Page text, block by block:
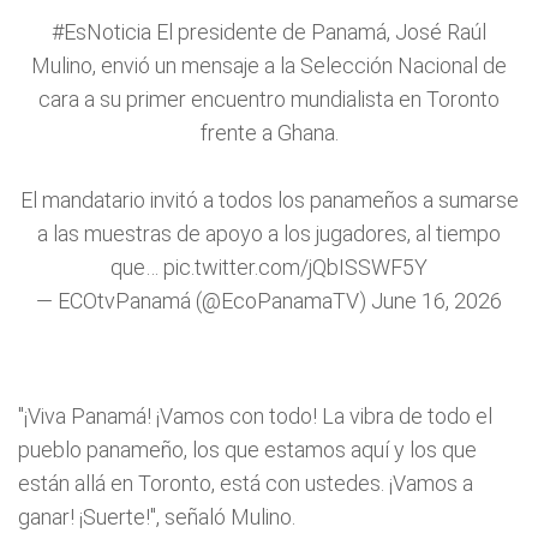
#EsNoticia El presidente de Panamá, José Raúl
Mulino, envió un mensaje a la Selección Nacional de
cara a su primer encuentro mundialista en Toronto
frente a Ghana.
El mandatario invitó a todos los panameños a sumarse
a las muestras de apoyo a los jugadores, al tiempo
que… pic.twitter.com/jQbISSWF5Y
— ECOtvPanamá (@EcoPanamaTV) June 16, 2026
"¡Viva Panamá! ¡Vamos con todo! La vibra de todo el
pueblo panameño, los que estamos aquí y los que
están allá en Toronto, está con ustedes. ¡Vamos a
ganar! ¡Suerte!", señaló Mulino.